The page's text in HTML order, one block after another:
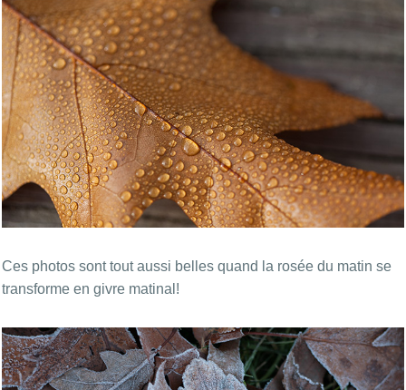
Ces photos sont tout aussi belles quand la rosée du matin se
transforme en givre matinal!